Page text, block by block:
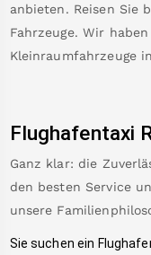
anbieten. Reisen Sie
Fahrzeuge. Wir
Kleinraumfahrzeuge in
Flughafentaxi
Ganz klar: die
den besten Service
unsere
Sie suchen ein